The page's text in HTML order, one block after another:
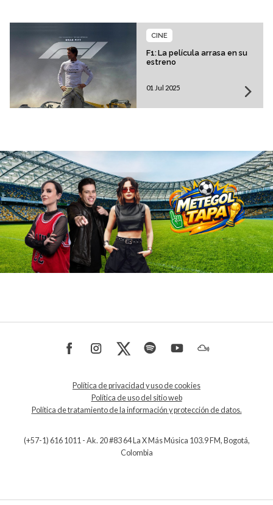
F1: La película arrasa en su
estreno
CINE
01 Jul 2025
Política de privacidad y uso de cookies
Política de uso del sitio web
Política de tratamiento de la información y protección de datos.
(+57-1) 616 1011 - Ak. 20 #83 64 La X Más Música 103.9 FM, Bogotá,
Colombia